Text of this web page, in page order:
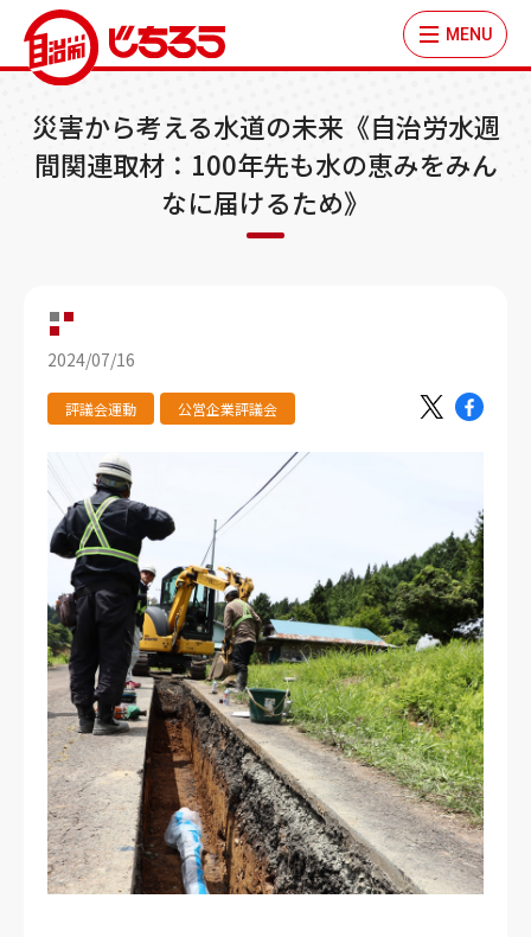
MENU
災害から考える水道の未来《自治労水週
間関連取材：100年先も水の恵みをみん
なに届けるため》
2024/07/16
評議会運動 公営企業評議会